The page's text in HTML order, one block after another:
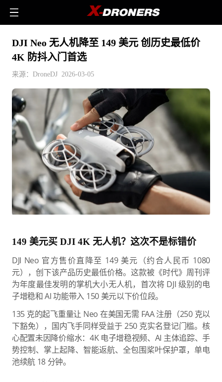
DJI Neo 无人机降至 149 美元 创历史最低价
4K 防抖入门首选
来源：DroneDJ 2026-03-05
149 美元买 DJI 4K 无人机？这次不是标错价
DJI Neo 官方售价直降至 149 美元（约合人民币 1080
元），创下该产品历史最低价格。这款被《时代》周刊评
为年度最佳发明的掌机大小无人机，首次将 DJI 级别的电
子增稳和 AI 功能带入 150 美元以下价位段。
135 克的起飞重量让 Neo 在美国无需 FAA 注册（250 克以
下豁免），国内飞手同样受益于 250 克实名登记门槛。核
心配置未因降价缩水：4K 电子增稳视频、AI 主体追踪、手
势控制、掌上起降、智能返航、全包围桨叶保护罩，单电
池续航 18 分钟。